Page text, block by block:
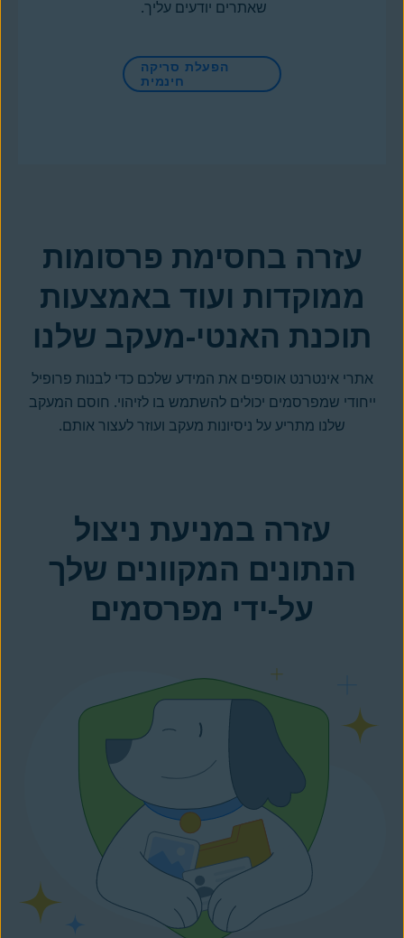
שאתרים יודעים עליך.
הפעלת סריקה
חינמית
עזרה בחסימת פרסומות
ממוקדות ועוד באמצעות
תוכנת האנטי-מעקב שלנו
אתרי אינטרנט אוספים את המידע שלכם כדי לבנות פרופיל
ייחודי שמפרסמים יכולים להשתמש בו לזיהוי. חוסם המעקב
שלנו מתריע על ניסיונות מעקב ועוזר לעצור אותם.
עזרה במניעת ניצול
הנתונים המקוונים שלך
על-ידי מפרסמים